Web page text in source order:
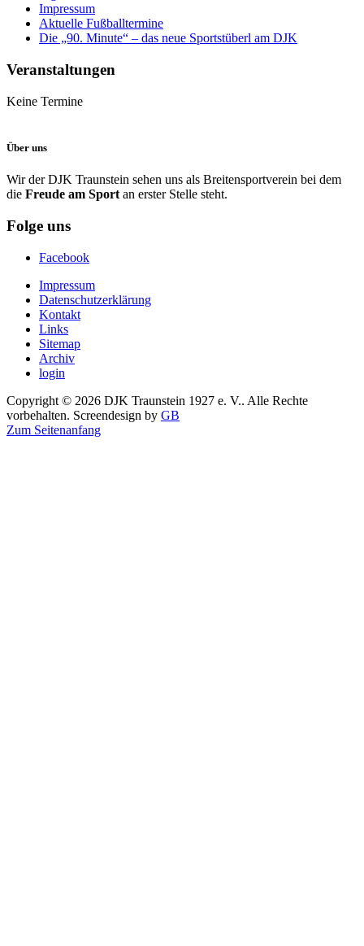
Impressum
Aktuelle Fußballtermine
Die „90. Minute“ – das neue Sportstüberl am DJK
Veranstaltungen
Keine Termine
Über uns
Wir der DJK Traunstein sehen uns als Breitensportverein bei dem
die Freude am Sport an erster Stelle steht.
Folge uns
Facebook
Impressum
Datenschutzerklärung
Kontakt
Links
Sitemap
Archiv
login
Copyright © 2026 DJK Traunstein 1927 e. V.. Alle Rechte
vorbehalten. Screendesign by GB
Zum Seitenanfang